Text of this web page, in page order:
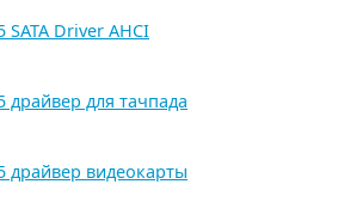
SATA Driver AHCI
драйвер для тачпада
драйвер видеокарты